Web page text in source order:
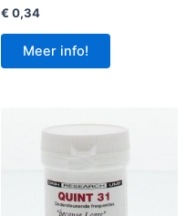
€ 0,34
Meer info!